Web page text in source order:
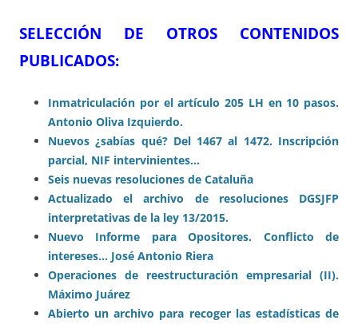
SELECCIÓN DE OTROS CONTENIDOS
PUBLICADOS:
Inmatriculación por el artículo 205 LH en 10 pasos.
Antonio Oliva Izquierdo.
Nuevos ¿sabías qué? Del 1467 al 1472. Inscripción
parcial, NIF intervinientes…
Seis nuevas resoluciones de Cataluña
Actualizado el archivo de resoluciones DGSJFP
interpretativas de la ley 13/2015.
Nuevo Informe para Opositores. Conflicto de
intereses… José Antonio Riera
Operaciones de reestructuración empresarial (II).
Máximo Juárez
Abierto un archivo para recoger las estadísticas de